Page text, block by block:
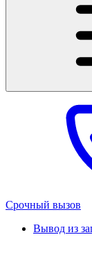
Срочный вызов
Вывод из